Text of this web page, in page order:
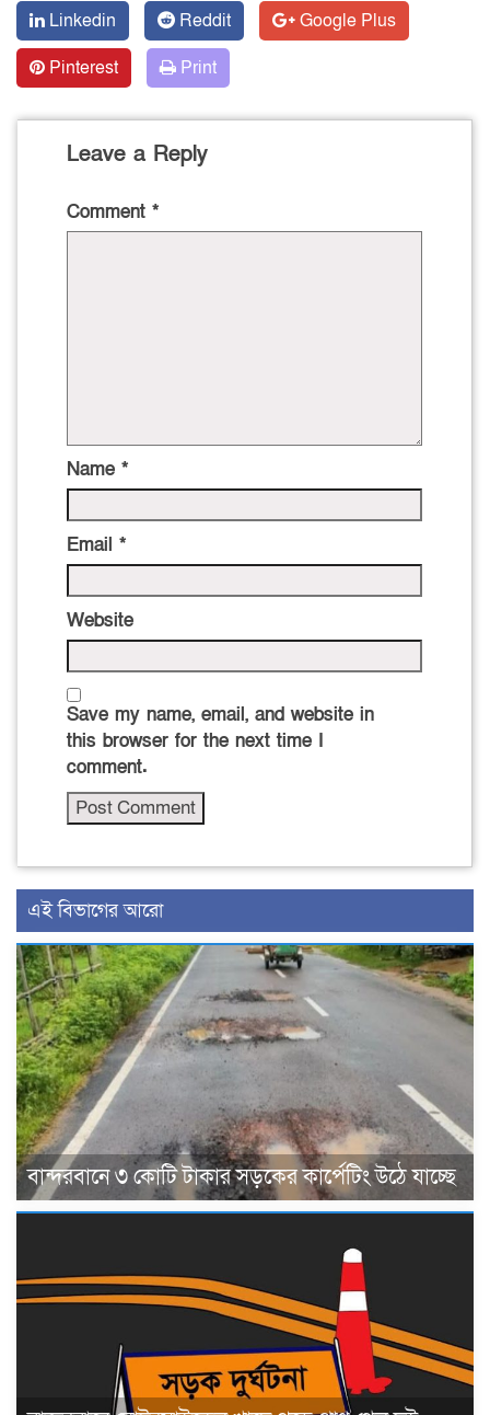
Linkedin
Reddit
Google Plus
Pinterest
Print
Leave a Reply
Comment *
Name *
Email *
Website
Save my name, email, and website in
this browser for the next time I
comment.
এই বিভাগের আরো
বান্দরবানে ৩ কোটি টাকার সড়কের কার্পেটিং উঠে যাচ্ছে